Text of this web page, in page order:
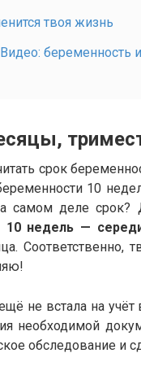
твоя жизнь
Видео: беременность
срок
10
самом деле срок?
10 недель —
Соответственно,
не встала на
необходимой
обследование и